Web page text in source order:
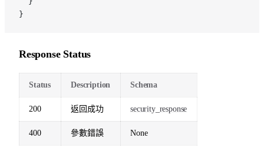
}
Response Status
Status Description Schema
200 返回成功 security_response
400 參數錯誤 None